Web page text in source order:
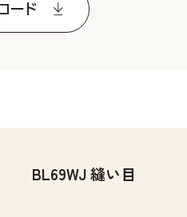
ード
BL69WJ 縫い目